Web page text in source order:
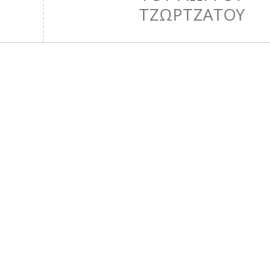
ΤΖΩΡΤΖΑΤΟΥ